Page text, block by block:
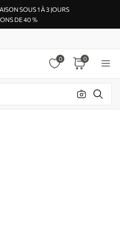
SOUS 1 À 3 JOURS
DE 40 %
0 0